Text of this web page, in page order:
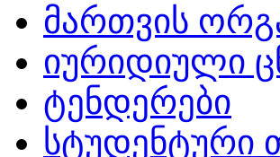
მართვის
იურიდიული
ტენდერები
სტუდენტური